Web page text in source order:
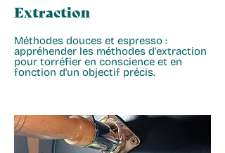
Extraction
Méthodes douces et espresso :
appréhender les méthodes d'extraction
pour torréfier en conscience et en
fonction d'un objectif précis.